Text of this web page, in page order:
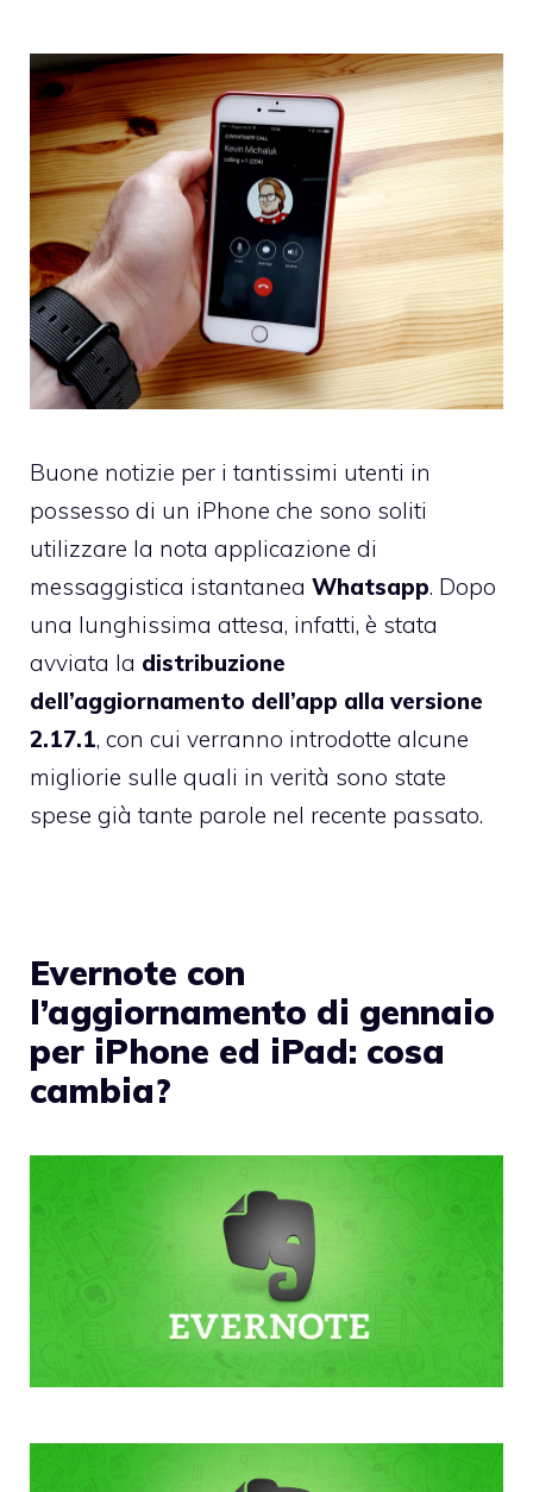
Buone notizie per i tantissimi utenti in
possesso di un iPhone che sono soliti
utilizzare la nota applicazione di
messaggistica istantanea Whatsapp. Dopo
una lunghissima attesa, infatti, è stata
avviata la distribuzione
dell’aggiornamento dell’app alla versione
2.17.1, con cui verranno introdotte alcune
migliorie sulle quali in verità sono state
spese già tante parole nel recente passato.
Evernote con
l’aggiornamento di gennaio
per iPhone ed iPad: cosa
cambia?